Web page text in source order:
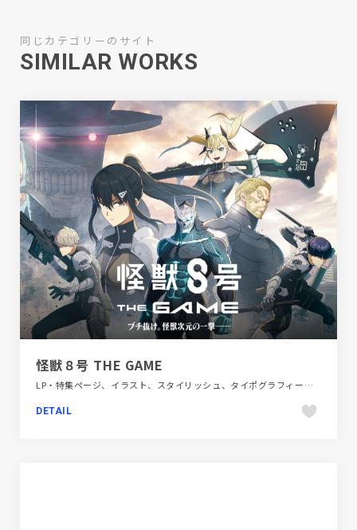
同じカテゴリーのサイト
SIMILAR WORKS
怪獣８号 THE GAME
LP・特集ページ、イラスト、スタイリッシュ、タイポグラフィー、デザイン・アート・音楽・文芸、ブラック系
DETAIL